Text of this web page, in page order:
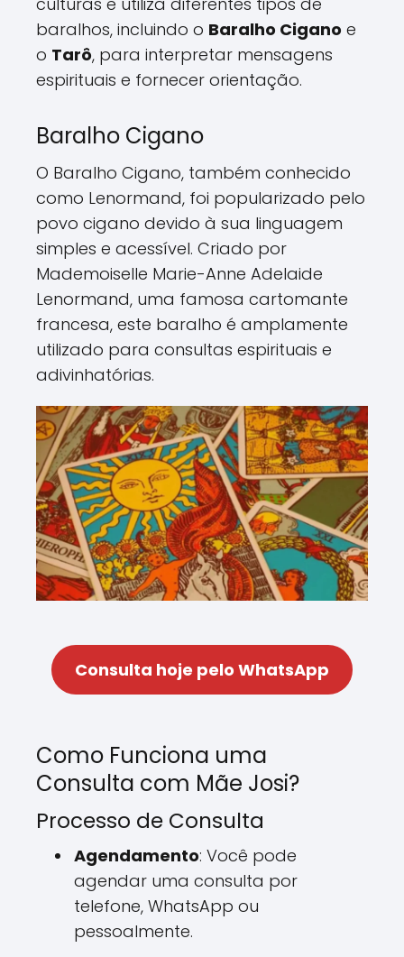
baralhos, incluindo o Baralho Cigano e
o Tarô, para interpretar mensagens
espirituais e fornecer orientação.
Baralho Cigano
O Baralho Cigano, também conhecido
como Lenormand, foi popularizado pelo
povo cigano devido à sua linguagem
simples e acessível. Criado por
Mademoiselle Marie-Anne Adelaide
Lenormand, uma famosa cartomante
francesa, este baralho é amplamente
utilizado para consultas espirituais e
adivinhatórias.
Consulta hoje pelo WhatsApp
Como Funciona uma
Consulta com Mãe Josi?
Processo de Consulta
Agendamento: Você pode
agendar uma consulta por
telefone, WhatsApp ou
pessoalmente.